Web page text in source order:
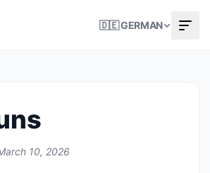
🇩🇪 GERMAN
10, 2026